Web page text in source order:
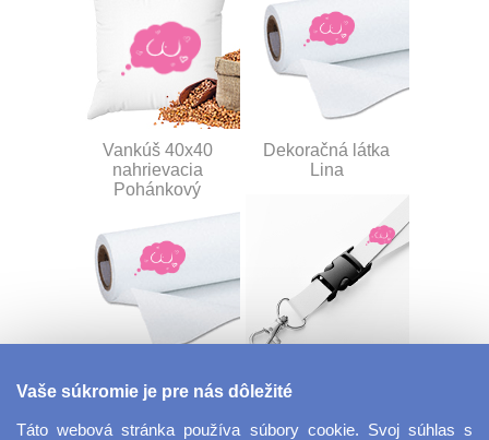
Vankúš 40x40
nahrievacia
Pohánkový
Dekoračná látka
Lina
Dekoračná látka
Miranda
Šnúrka na kľúče s
Vaše súkromie je pre nás dôležité
Táto webová stránka používa súbory cookie. Svoj súhlas s